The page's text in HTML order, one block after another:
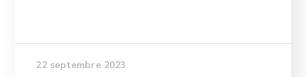
22 septembre 2023